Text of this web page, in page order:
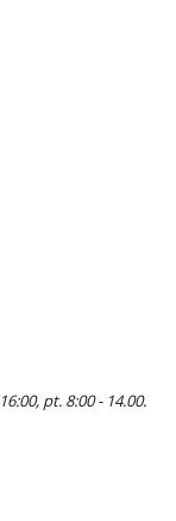
pt. 8:00 - 14.00.